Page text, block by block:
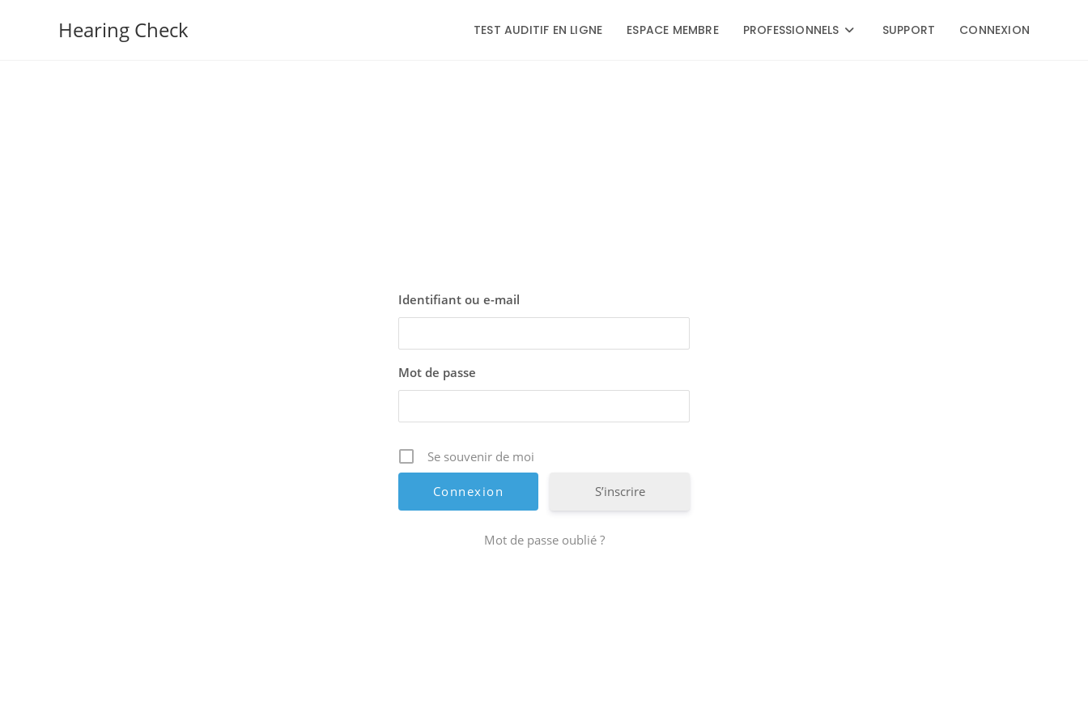
Hearing Check TEST AUDITIF EN LIGNE ESPACE MEMBRE PROFESSIONNELS SUPPORT CONNEXION
Identifiant ou e-mail
Mot de passe
Se souvenir de moi
S’inscrire
Mot de passe oublié ?